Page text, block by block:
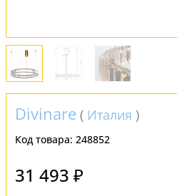
Divinare ( Италия )
Код товара: 248852
31 493 ₽